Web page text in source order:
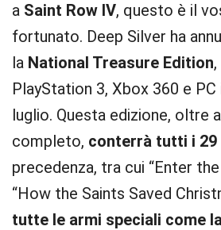
a Saint Row IV, questo è il
fortunato. Deep Silver ha
la National Treasure Edition
PlayStation 3, Xbox 360 e
luglio. Questa edizione, oltre
completo, conterrà tutti i 29
precedenza, tra cui “Enter
“How the Saints Saved
tutte le armi speciali come